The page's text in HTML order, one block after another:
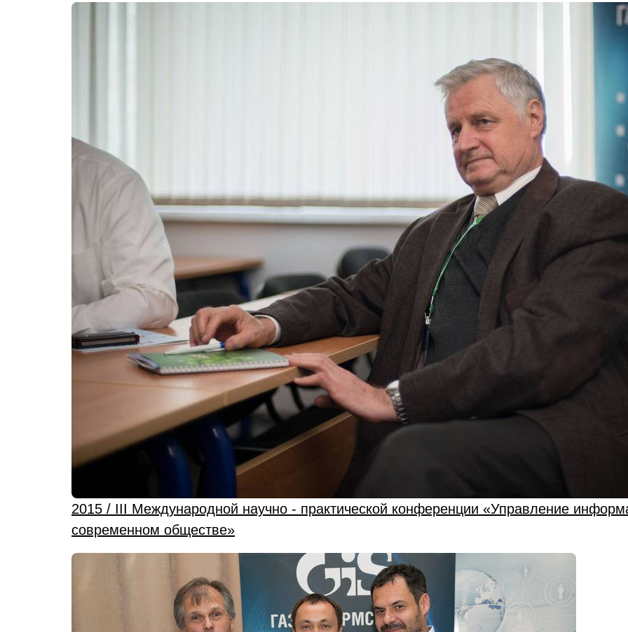
2015 / III Международной научно - практической конференции «Управление
современном обществе»